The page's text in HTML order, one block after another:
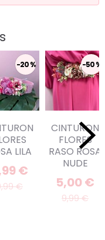
-20 %
LILA
€
€
-50 %
CINTURON
FLORES
RASO ROSA
NUDE
5,00 €
9,99 €